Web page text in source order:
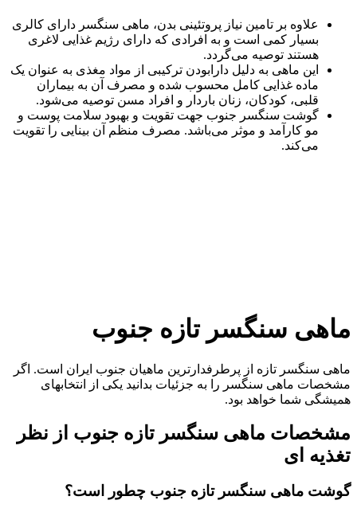
علاوه بر تامین نیاز پروتئینی بدن، ماهی سنگسر دارای کالری
بسیار کمی است و به افرادی که دارای رژیم غذایی لاغری
هستند توصیه می‌‌گردد.
این ماهی به دلیل دارابودن ترکیبی از مواد مغذی به عنوان یک
ماده غذایی کامل محسوب شده و مصرف آن به بیماران
قلبی، کودکان، زنان باردار و افراد مسن توصیه می‌‌شود.
گوشت سنگسر جنوب جهت تقویت و بهبود سلامت پوست و
مو کارآمد و موثر می‌‌باشد. مصرف منظم آن بینایی را تقویت
می‌‌کند.
ماهی سنگسر تازه جنوب
ماهی سنگسر تازه از پرطرفدارترین ماهیان جنوب ایران است. اگر
مشخصات ماهی سنگسر را به جزئیات بدانید یکی از انتخابهای
همیشگی شما خواهد بود.
مشخصات ماهی سنگسر تازه جنوب از نظر
تغذیه ای
گوشت ماهی سنگسر تازه جنوب چطور است؟